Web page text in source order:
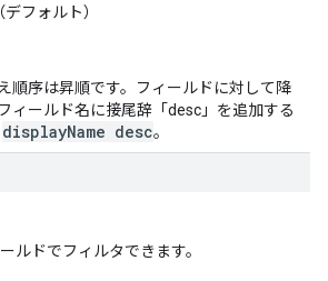
（デフォルト）
順序は昇順です。フィールドに対して降
ィールド名に接尾辞「desc」を追加する
displayName desc。
ルドでフィルタできます。